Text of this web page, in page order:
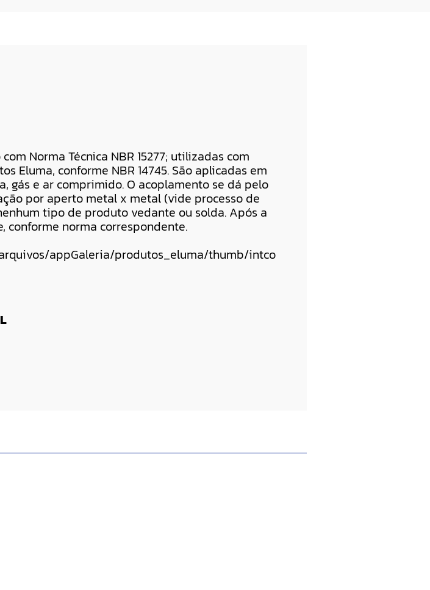
Norma Técnica NBR 15277; utilizadas com
Eluma, conforme NBR 14745. São aplicadas em
gás e ar comprimido. O acoplamento se dá pelo
por aperto metal x metal (vide processo de
tipo de produto vedante ou solda. Após a
conforme norma correspondente.